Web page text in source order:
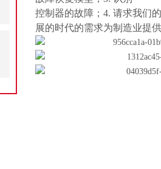
控制器的故障；4. 请求我们
展的时代的需求为制造业提